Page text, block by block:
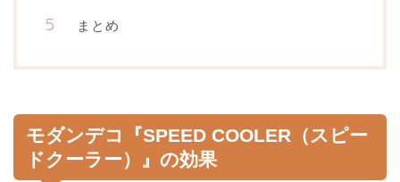
まとめ
モダンデコ『SPEED COOLER（スピー
ドクーラー）』の効果